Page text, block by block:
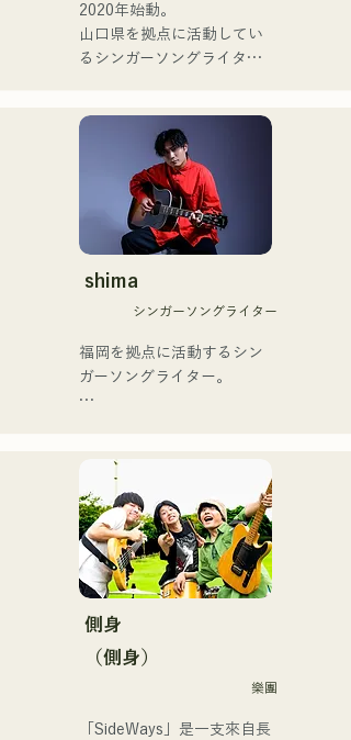
ゴットタレント」で日本人
の芸人史上初のゴールデン
ブザーを獲得し、その後ス
もゴールデンブザーを獲得
した、ノボせもんなべの応
援歌「ゴールデンブザー」
や、アメリカ留学時代の心
友とコライトした本格的カ
ントリーソング「Life Goes
それらの楽曲を揃えた自身
初のフルアルバム「ONE
2025.12.31にリリースし、
iTunesカントリーアルバム
て」、FBS「福岡く
ん。」、「発見らくちゃ
く！」やFUKUOKA
STREET PARTY、
Hannibal Halloween Music
Festival ,sunset live2019、
鷹祭Summer Boostイベン
トステージにも出演。MCと
cup2019 Public viewing、競
輪日本一ダービーの場内ア
2020年始動。
山口県を拠点に活動してい
るシンガーソングライター
ユニット
コロナ禍に入り、音楽で山
口県を盛り上げたいという
思いからユニットを始動。
当初は動画配信サイトでの
活動のみだったが、2020年
12月より、山口県の地元イ
地元音楽イベントやライブ
ハウスを中心にパフォーマ
ンスをしている。
shima
シンガーソングライター
福岡を拠点に活動するシン
ガーソングライター。
ードの繊細さを併せ持つ楽
曲を届けている。
コンセプトは、「等身大の
ままで。僕とあなたのため
の音楽を。」気持ちが落ち
まう時こそ聴いてほしい。
自分自身も迷いや葛藤を抱
側身
（側身）
樂團
「SideWays」是一支來自長